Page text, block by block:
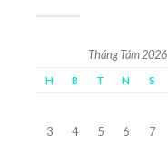
Tháng Tám 2026
H B T N S
3
4 5 6 7